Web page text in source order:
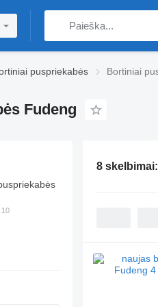
puspriekabės Bortiniai
Fudeng
8 skelbimai: